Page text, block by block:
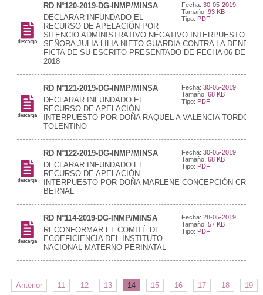
Fecha:30-05-2019
Tamaño:93 KB
Tipo: PDF
RD N°120-2019-DG-INMP/MINSA
DECLARAR INFUNDADO EL
RECURSO DE APELACIÓN POR
SILENCIO ADMINISTRATIVO NEGATIVO INTERPUESTO
SEÑORA JULIA LILIA NIETO GUARDIA CONTRA LA
FICTA DE SU ESCRITO PRESENTADO DE FECHA 06 DE
2018
Fecha:30-05-2019
Tamaño:68 KB
Tipo: PDF
RD N°121-2019-DG-INMP/MINSA
DECLARAR INFUNDADO EL
RECURSO DE APELACIÓN
INTERPUESTO POR DOÑA RAQUEL A VALENCIA TORDOYA
TOLENTINO
Fecha:30-05-2019
Tamaño:68 KB
Tipo: PDF
RD N°122-2019-DG-INMP/MINSA
DECLARAR INFUNDADO EL
RECURSO DE APELACIÓN
INTERPUESTO POR DOÑA MARLENE CONCEPCIÓN
BERNAL
Fecha:28-05-2019
Tamaño:57 KB
Tipo: PDF
RD N°114-2019-DG-INMP/MINSA
RECONFORMAR EL COMITÉ DE
ECOEFICIENCIA DEL INSTITUTO
NACIONAL MATERNO PERINATAL
Anterior 11 12 13 14 15 16 17 18 19